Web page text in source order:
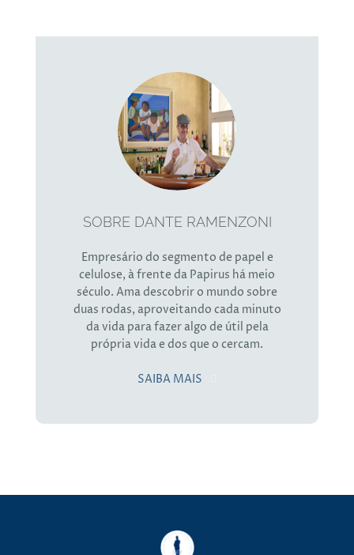
SOBRE DANTE RAMENZONI
Empresário do segmento de papel e
celulose, à frente da Papirus há meio
século. Ama descobrir o mundo sobre
duas rodas, aproveitando cada minuto
da vida para fazer algo de útil pela
própria vida e dos que o cercam.
SAIBA MAIS